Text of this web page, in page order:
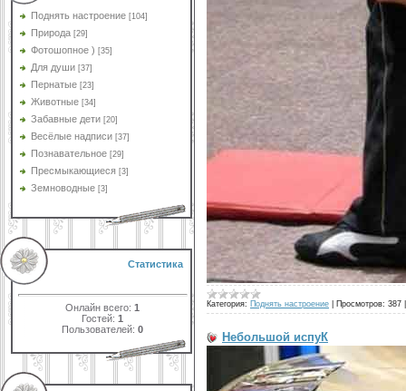
Поднять настроение [104]
Природа [29]
Фотошопное ) [35]
Для души [37]
Пернатые [23]
Животные [34]
Забавные дети [20]
Весёлые надписи [37]
Познавательное [29]
Пресмыкающиеся [3]
Земноводные [3]
Статистика
Онлайн всего:1
Гостей:1
Пользователей:0
Категория: Поднять настроение Просмотров: 387
Небольшой испуК